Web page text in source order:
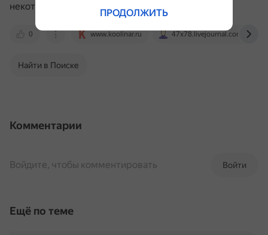
некоторых частей и их назначению.
0 www.koolinar.ru 47x78.livejournal.com
Найти в Поиске
Комментарии
Войти
Войдите, чтобы комментировать
Ещё по теме
ПРОДОЛЖИТЬ